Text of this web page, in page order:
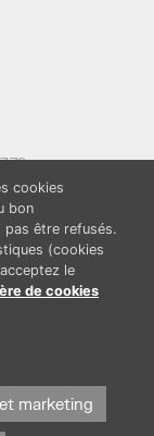
cookies
bon
pas être refusés.
(cookies
le
de cookies
marketing